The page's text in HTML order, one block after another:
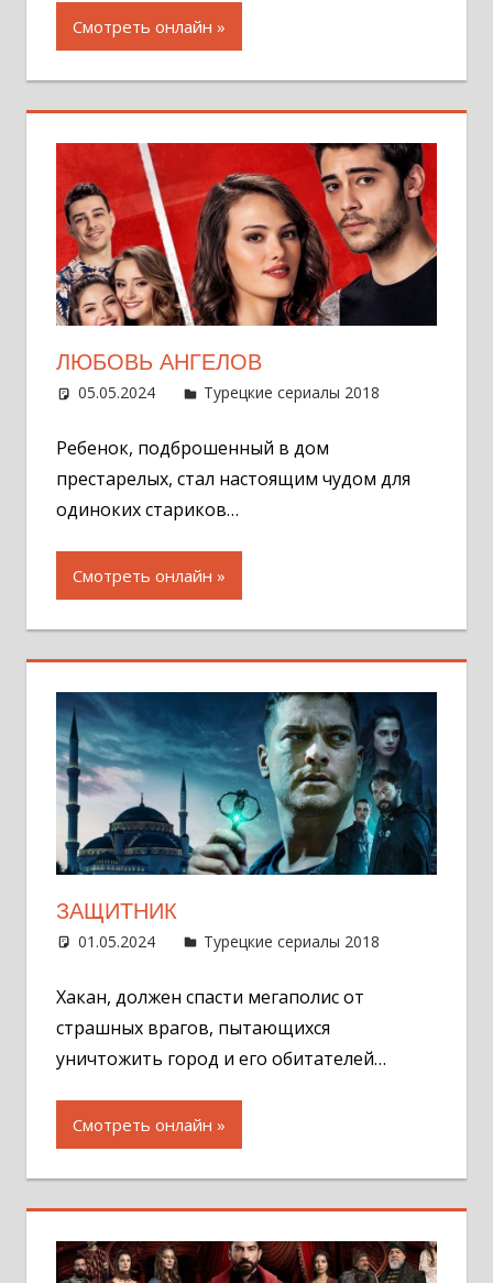
Смотреть онлайн
ЛЮБОВЬ АНГЕЛОВ
05.05.2024 Администратор
Турецкие сериалы 2018
Ребенок, подброшенный в дом
престарелых, стал настоящим чудом для
одиноких стариков…
Смотреть онлайн
ЗАЩИТНИК
01.05.2024 Администратор
Турецкие сериалы 2018
Хакан, должен спасти мегаполис от
страшных врагов, пытающихся
уничтожить город и его обитателей…
Смотреть онлайн